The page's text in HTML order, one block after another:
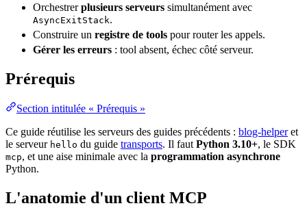
Orchestrerplusieurs serveurs simultanément avec
AsyncExitStack.
Construire un registre de tools pour router les appels.
Gérer les erreurs : tool absent, échec côté serveur.
Prérequis
Section intitulée « Prérequis »
Ce guide réutilise les serveurs des guides précédents : blog-helperet
le serveur hello du guide transports. Il fautPython 3.10+, le SDK
mcp, et une aise minimale avec la programmation asynchrone
Python.
L'anatomie d'un client MCP